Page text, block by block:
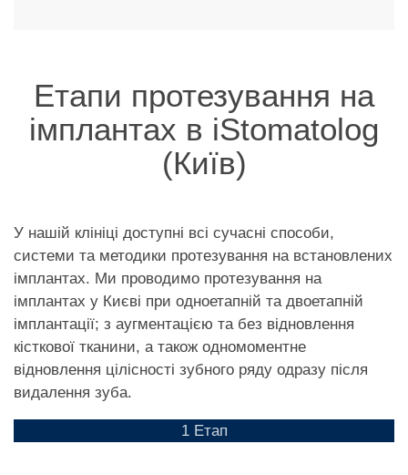
Етапи протезування на
імплантах в iStomatolog
(Київ)
У нашій клініці доступні всі сучасні способи,
системи та методики протезування на встановлених
імплантах. Ми проводимо протезування на
імплантах у Києві при одноетапній та двоетапній
імплантації; з аугментацією та без відновлення
кісткової тканини, а також одномоментне
відновлення цілісності зубного ряду одразу після
видалення зуба.
1 Етап